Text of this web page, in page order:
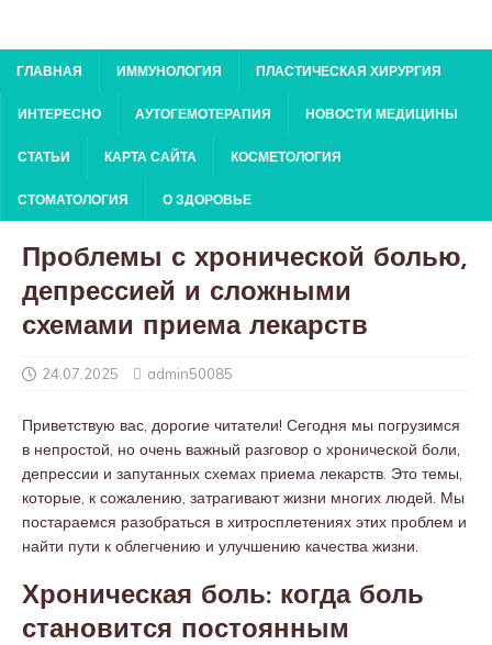
ГЛАВНАЯ ИММУНОЛОГИЯ ПЛАСТИЧЕСКАЯ ХИРУРГИЯ
ИНТЕРЕСНО АУТОГЕМОТЕРАПИЯ НОВОСТИ МЕДИЦИНЫ
СТАТЬИ КАРТА САЙТА КОСМЕТОЛОГИЯ
СТОМАТОЛОГИЯ О ЗДОРОВЬЕ
Проблемы с хронической болью,
депрессией и сложными
схемами приема лекарств
24.07.2025 admin50085
Приветствую вас, дорогие читатели! Сегодня мы погрузимся
в непростой, но очень важный разговор о хронической боли,
депрессии и запутанных схемах приема лекарств. Это темы,
которые, к сожалению, затрагивают жизни многих людей. Мы
постараемся разобраться в хитросплетениях этих проблем и
найти пути к облегчению и улучшению качества жизни.
Хроническая боль: когда боль
становится постоянным